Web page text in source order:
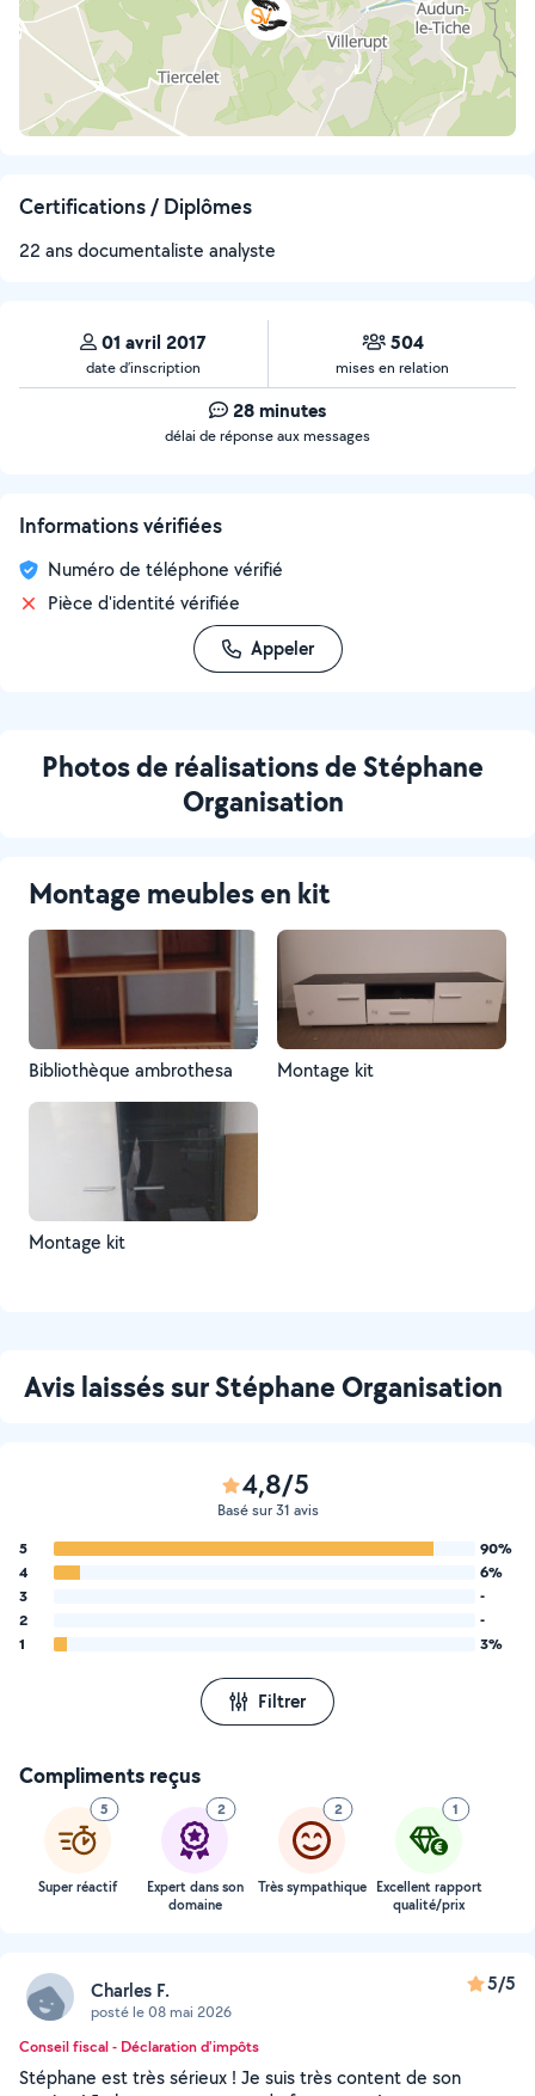
Certifications / Diplômes
22 ans documentaliste analyste
01 avril 2017
date d’inscription
504
mises en relation
28 minutes
délai de réponse aux messages
Informations vérifiées
Numéro de téléphone vérifié
Pièce d'identité vérifiée
Appeler
Photos de réalisations de Stéphane
Organisation
Montage meubles en kit
Bibliothèque ambrothesa Montage kit
Montage kit
Avis laissés sur Stéphane Organisation
4,8/5
Basé sur 31 avis
5
90%
4
6%
3
-
2
-
1
3%
Filtrer
Compliments reçus
5
Super réactif
2
Expert dans son
domaine
2
Très sympathique
1
Excellent rapport
qualité/prix
Charles F.
posté le 08 mai 2026
5/5
Conseil fiscal - Déclaration d'impôts
Stéphane est très sérieux ! Je suis très content de son